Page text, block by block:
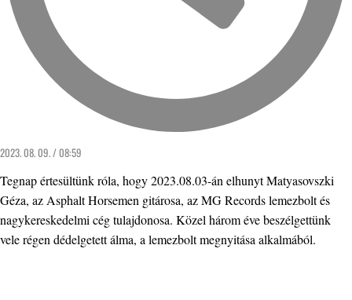
2023. 08. 09. / 08:59
Tegnap értesültünk róla, hogy 2023.08.03-án elhunyt Matyasovszki
Géza, az Asphalt Horsemen gitárosa, az MG Records lemezbolt és
nagykereskedelmi cég tulajdonosa. Közel három éve beszélgettünk
vele régen dédelgetett álma, a lemezbolt megnyitása alkalmából.